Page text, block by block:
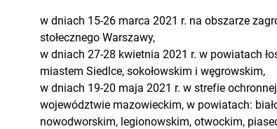
w dniach 15-26 marca 2021 r. na obszarze
stołecznego Warszawy,
w dniach 27-28 kwietnia 2021 r. w powiatach
miastem Siedlce, sokołowskim i węgrowskim,
w dniach 19-20 maja 2021 r. w strefie
województwie mazowieckim, w powiatach:
nowodworskim, legionowskim, otwockim,